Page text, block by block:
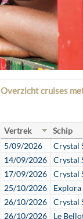
Overzicht cruises
Vertrek
Schip
5/09/2026
Crystal
14/09/2026
Crystal
17/09/2026
Crystal
25/10/2026
Explora
26/10/2026
Crystal
26/10/2026
Le